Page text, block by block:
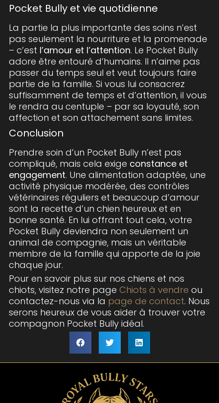
Pocket Bully et vie quotidienne
La partie la plus importante des soins n’est
pas seulement la nourriture et la promenade
– c’est l’amour et l’attention. Le Pocket Bully
adore être entouré d’humains. Il n’aime pas
passer du temps seul et veut toujours faire
partie de la famille. Si vous lui consacrez
suffisamment de temps et d’attention, il vous
le rendra au centuple – par sa loyauté, son
affection et son attachement sans limites.
Conclusion
Prendre soin d’un Pocket Bully n’est pas
compliqué, mais cela exige constance et
engagement. Une alimentation adaptée, une
activité physique modérée, des contrôles
vétérinaires réguliers et beaucoup d’amour
sont la recette d’un chien heureux et en
bonne santé. En lui offrant tout cela, votre
Pocket Bully deviendra non seulement un
animal de compagnie, mais un véritable
membre de la famille qui apporte de la joie
chaque jour.
Pour en savoir plus sur nos chiens et nos
chiots, visitez notre page Chiots à vendre ou
contactez-nous via la page de contact. Nous
serons heureux de vous aider à trouver votre
compagnon Pocket Bully idéal.